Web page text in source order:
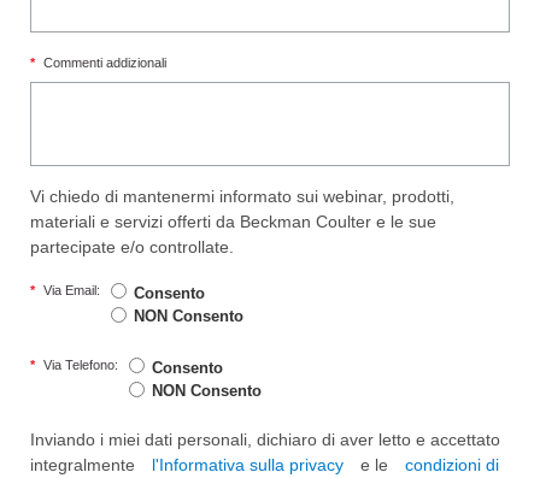
* Commenti addizionali
Vi chiedo di mantenermi informato sui webinar, prodotti,
materiali e servizi offerti da Beckman Coulter e le sue
partecipate e/o controllate.
* Via Email:
Consento
NON Consento
* Via Telefono:
Consento
NON Consento
Inviando i miei dati personali, dichiaro di aver letto e accettato
integralmente
l'Informativa sulla privacy e le
condizioni di